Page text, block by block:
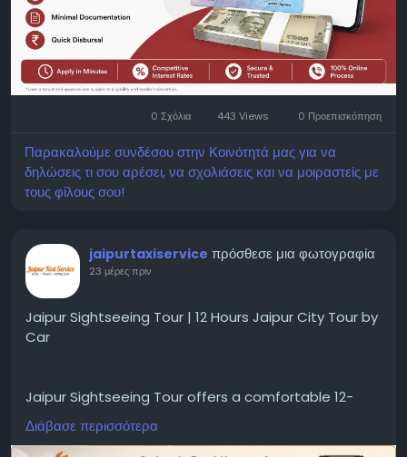
0 Σχόλια 443 Views 0 Προεπισκόπηση
Παρακαλούμε συνδέσου στην Κοινότητά μας για να
δηλώσεις τι σου αρέσει, να σχολιάσεις και να μοιραστείς με
τους φίλους σου!
jaipurtaxiservice πρόσθεσε μια φωτογραφία
23 μέρες πριν
Jaipur Sightseeing Tour | 12 Hours Jaipur City Tour by
Car
Jaipur Sightseeing Tour offers a comfortable 12-
hour private city tour by car, covering major
attractions with experienced drivers. Ideal for
Διάβασε περισσότερα